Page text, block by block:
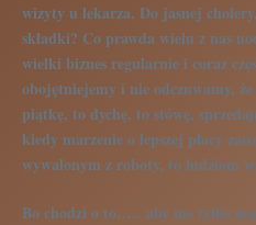
wizyty u lekarza. Do jasnej
składki? Co prawda wielu z nas
wielki biznes regularnie i coraz
obojętniejemy i nie odczuwamy,
piątkę, to dychę, to stówę,
kiedy marzenie o lepszej płacy
wywalonym z roboty, to ludziom
Bo chodzi o to….. aby nie tylko